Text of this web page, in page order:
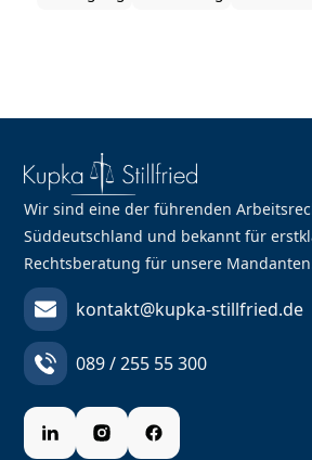
Wir sind eine der führenden
Süddeutschland und bekannt für
Rechtsberatung für unsere
kontakt@kupka-stillfried.de
089 / 255 55 300